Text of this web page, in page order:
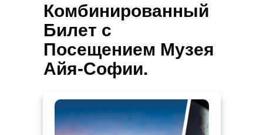
Комбинированный
Билет с
Посещением Музея
Айя-Софии.